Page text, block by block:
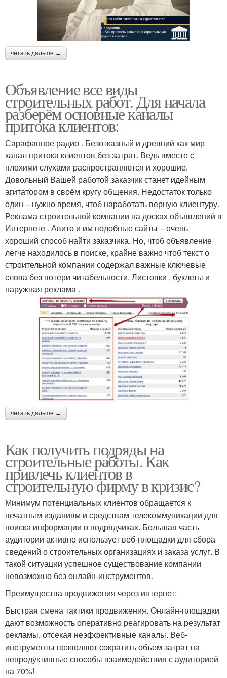
читать дальше →
Объявление все виды
строительных работ. Для начала
разберём основные каналы
притока клиентов:
Сарафанное радио . Безотказный и древний как мир
канал притока клиентов без затрат. Ведь вместе с
плохими слухами распространяются и хорошие.
Довольный Вашей работой заказчик станет идейным
агитатором в своём кругу общения. Недостаток только
один – нужно время, чтоб наработать верную клиентуру.
Реклама строительной компании на досках объявлений в
Интернете . Авито и им подобные сайты – очень
хороший способ найти заказчика. Но, чтоб объявление
легче находилось в поиске, крайне важно чтоб текст о
строительной компании содержал важные ключевые
слова без потери читабельности. Листовки , буклеты и
наружная реклама .
читать дальше →
Как получить подряды на
строительные работы. Как
привлечь клиентов в
строительную фирму в кризис?
Минимум потенциальных клиентов обращается к
печатным изданиям и средствам телекоммуникации для
поиска информации о подрядчиках. Большая часть
аудитории активно использует веб-площадки для сбора
сведений о строительных организациях и заказа услуг. В
такой ситуации успешное существование компании
невозможно без онлайн-инструментов.
Преимущества продвижения через интернет:
Быстрая смена тактики продвижения. Онлайн-площадки
дают возможность оперативно реагировать на результат
рекламы, отсекая неэффективные каналы. Веб-
инструменты позволяют сократить объем затрат на
непродуктивные способы взаимодействия с аудиторией
на 70%!